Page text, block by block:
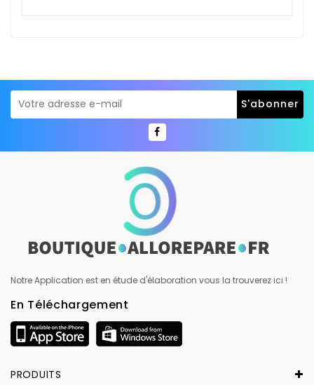
Notre Application est en étude d'élaboration vous la trouverez ici !
En Téléchargement
PRODUITS